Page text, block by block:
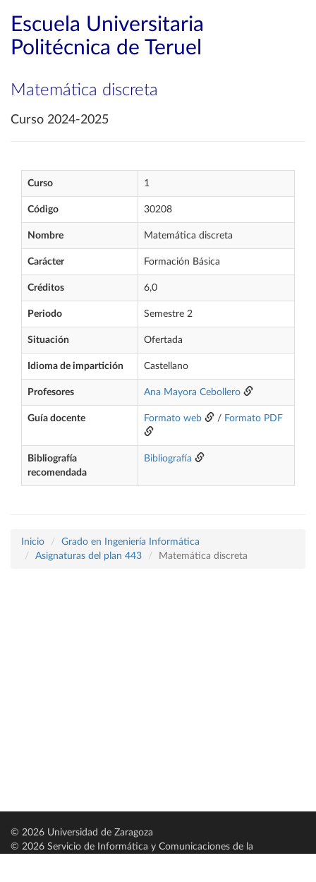
Escuela Universitaria
Politécnica de Teruel
Matemática discreta
Curso 2024-2025
Curso 1
Código 30208
Nombre Matemática discreta
Carácter Formación Básica
Créditos 6,0
Periodo Semestre 2
Situación Ofertada
Idioma de impartición Castellano
Profesores Ana Mayora Cebollero
Guía docente Formato web / Formato PDF
Bibliografía
recomendada
Bibliografía
Inicio
Grado en Ingeniería Informática
Asignaturas del plan 443
Matemática discreta
© 2026 Universidad de Zaragoza
© 2026 Servicio de Informática y Comunicaciones de la